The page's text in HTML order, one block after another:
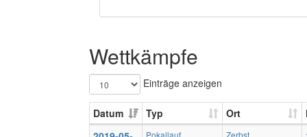
Wettkämpfe
Einträge anzeigen
Datum Typ Ort
Pokallauf Zerbst